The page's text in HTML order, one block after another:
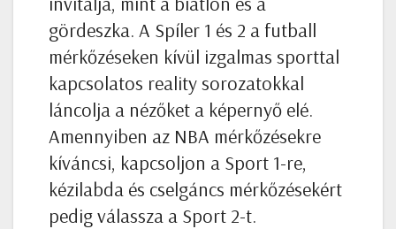
gördeszka. A Spíler 1 és 2 a futball
mérkőzéseken kívül izgalmas sporttal
kapcsolatos reality sorozatokkal
láncolja a nézőket a képernyő elé.
Amennyiben az NBA mérkőzésekre
kíváncsi, kapcsoljon a Sport 1-re,
kézilabda és cselgáncs mérkőzésekért
pedig válassza a Sport 2-t.